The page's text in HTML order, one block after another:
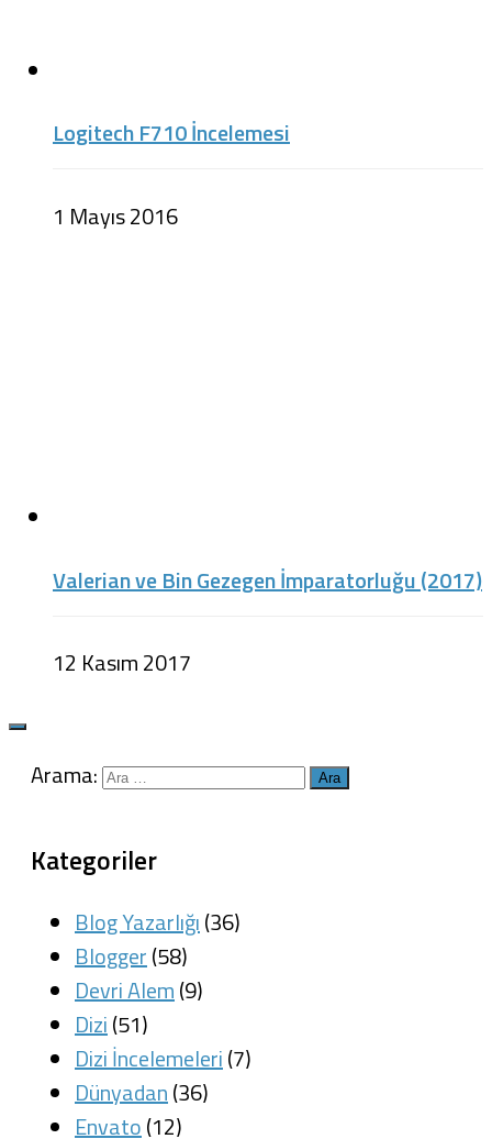
Logitech F710 İncelemesi
1 Mayıs 2016
Valerian ve Bin Gezegen İmparatorluğu (2017)
12 Kasım 2017
Arama:
Kategoriler
Blog Yazarlığı(36)
Blogger(58)
Devri Alem(9)
Dizi(51)
Dizi İncelemeleri(7)
Dünyadan(36)
Envato(12)